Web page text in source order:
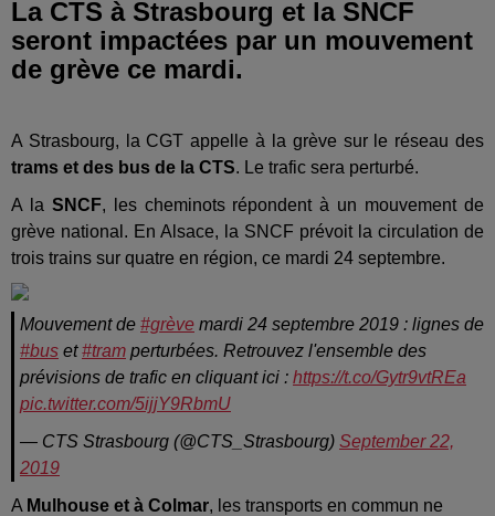
La CTS à Strasbourg et la SNCF
seront impactées par un mouvement
de grève ce mardi.
A Strasbourg, la CGT appelle à la grève sur le réseau des
trams et des bus de la CTS. Le trafic sera perturbé.
A la SNCF, les cheminots répondent à un mouvement de
grève national. En Alsace, la SNCF prévoit la circulation de
trois trains sur quatre en région, ce mardi 24 septembre.
Mouvement de #grève mardi 24 septembre 2019 : lignes de
#bus et#tram perturbées. Retrouvez l'ensemble des
prévisions de trafic en cliquant ici : https://t.co/Gytr9vtREa
pic.twitter.com/5ijjY9RbmU
— CTS Strasbourg (@CTS_Strasbourg) September 22,
2019
A Mulhouse et à Colmar, les transports en commun ne